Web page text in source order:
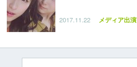
2017.11.22 メディア出演